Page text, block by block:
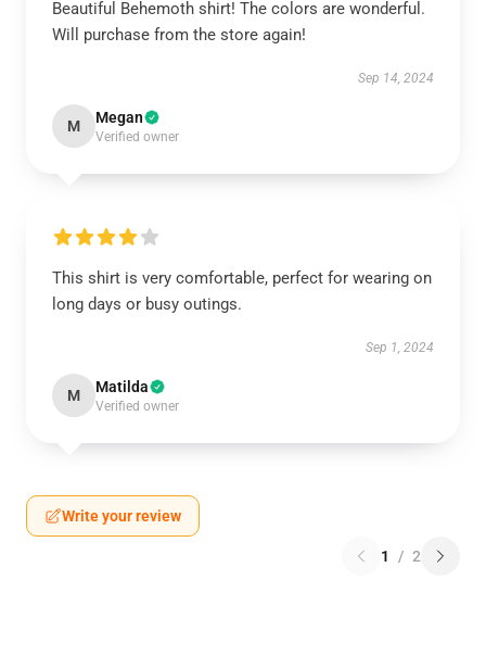
Beautiful Behemoth shirt! The colors are wonderful.
Will purchase from the store again!
Sep 14, 2024
M Megan
Verified owner
This shirt is very comfortable, perfect for wearing on
long days or busy outings.
Sep 1, 2024
M Matilda
Verified owner
Write your review
1 / 2